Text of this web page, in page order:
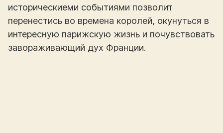
историческиеми событиями позволит
перенестись во времена королей, окунуться в
интересную парижскую жизнь и почувствовать
завораживающий дух Франции.